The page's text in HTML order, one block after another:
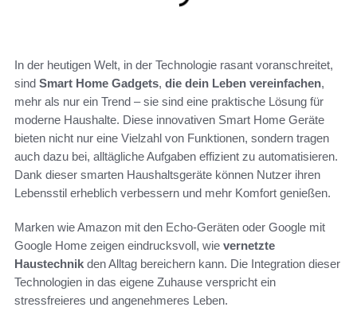
In der heutigen Welt, in der Technologie rasant voranschreitet,
sind Smart Home Gadgets, die dein Leben vereinfachen,
mehr als nur ein Trend – sie sind eine praktische Lösung für
moderne Haushalte. Diese innovativen Smart Home Geräte
bieten nicht nur eine Vielzahl von Funktionen, sondern tragen
auch dazu bei, alltägliche Aufgaben effizient zu automatisieren.
Dank dieser smarten Haushaltsgeräte können Nutzer ihren
Lebensstil erheblich verbessern und mehr Komfort genießen.
Marken wie Amazon mit den Echo-Geräten oder Google mit
Google Home zeigen eindrucksvoll, wie vernetzte
Haustechnik den Alltag bereichern kann. Die Integration dieser
Technologien in das eigene Zuhause verspricht ein
stressfreieres und angenehmeres Leben.